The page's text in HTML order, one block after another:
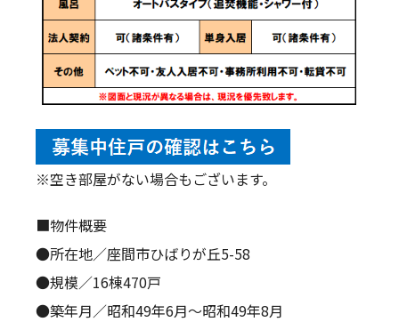
※空き部屋がない場合もございます。
■物件概要
●所在地／座間市ひばりが丘5-58
●規模／16棟470戸
●築年月／昭和49年6月～昭和49年8月